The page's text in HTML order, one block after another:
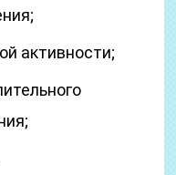
активности;